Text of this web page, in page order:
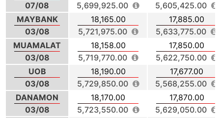
07/08
5,699,925.00
5,605,425.00
MAYBANK
03/08
18,165.00
5,721,975.00
17,885.00
5,633,775.00
MUAMALAT
03/08
18,158.00
5,719,770.00
17,850.00
5,622,750.00
UOB
03/08
18,190.00
5,729,850.00
17,677.00
5,568,255.00
DANAMON
03/08
18,170.00
5,723,550.00
17,870.00
5,629,050.00